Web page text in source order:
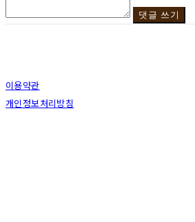
댓글 쓰기
이용약관
개인정보처리방침